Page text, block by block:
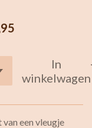
In
winkelwagen
van een vleugje